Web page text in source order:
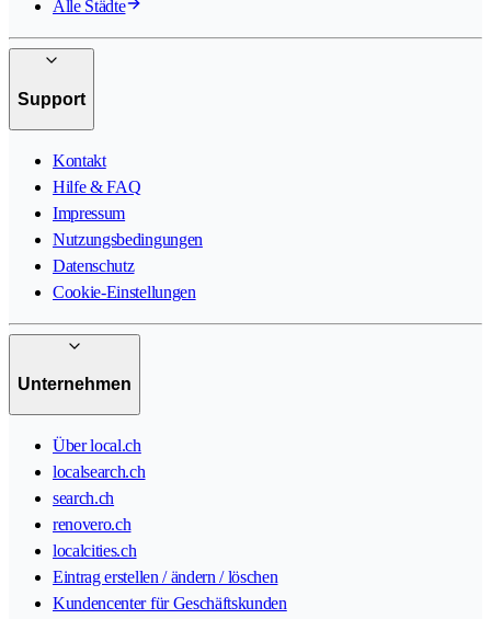
Alle Städte
Support
Kontakt
Hilfe & FAQ
Impressum
Nutzungsbedingungen
Datenschutz
Cookie-Einstellungen
Unternehmen
Über local.ch
localsearch.ch
search.ch
renovero.ch
localcities.ch
Eintrag erstellen / ändern / löschen
Kundencenter für Geschäftskunden